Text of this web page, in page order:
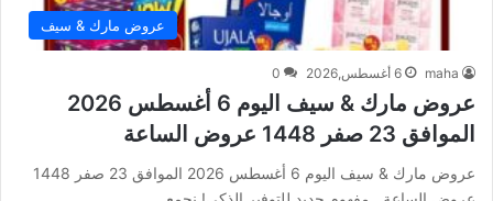
عروض مارك & سيف
maha 6 أغسطس,2026 0
عروض مارك & سيف اليوم 6 أغسطس 2026
الموافق 23 صفر 1448 عروض الساعة
عروض مارك & سيف اليوم 6 أغسطس 2026 الموافق 23 صفر 1448